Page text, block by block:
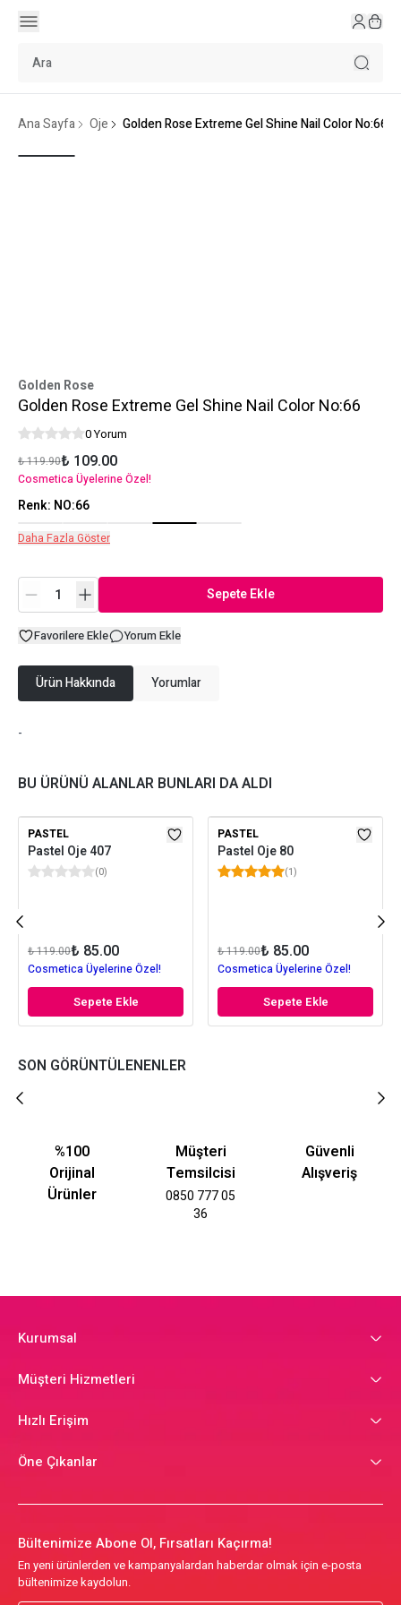
Ana Sayfa Oje Golden Rose Extreme Gel Shine Nail Color No:66
Golden Rose
Golden Rose Extreme Gel Shine Nail Color No:66
0 Yorum
₺ 119.90₺ 109.00
Cosmetica Üyelerine Özel!
Renk: NO:66
Daha Fazla Göster
Sepete Ekle
Favorilere Ekle Yorum Ekle
Ürün Hakkında Yorumlar
-
BU ÜRÜNÜ ALANLAR BUNLARI DA ALDI
PASTEL
Pastel Oje 407
(0)
₺ 119.00₺ 85.00
Cosmetica Üyelerine Özel!
Sepete Ekle
PASTEL
Pastel Oje 80
(1)
₺ 119.00₺ 85.00
Cosmetica Üyelerine Özel!
Sepete Ekle
SON GÖRÜNTÜLENENLER
%100
Orijinal
Ürünler
Müşteri
Temsilcisi
0850 777 05
36
Güvenli
Alışveriş
Kurumsal
Müşteri Hizmetleri
Hızlı Erişim
Öne Çıkanlar
Bültenimize Abone Ol, Fırsatları Kaçırma!
En yeni ürünlerden ve kampanyalardan haberdar olmak için e-posta
bültenimize kaydolun.